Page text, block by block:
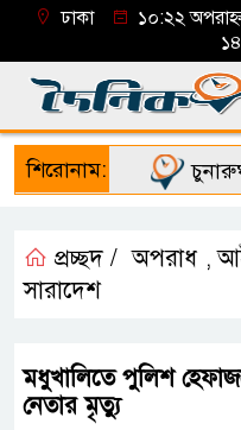
ঢাকা
১০:২২
শিরোনাম:
প্রচ্ছদ / অপরাধ ,
সারাদেশ
মধুখালিতে পুলিশ
নেতার মৃত্যু